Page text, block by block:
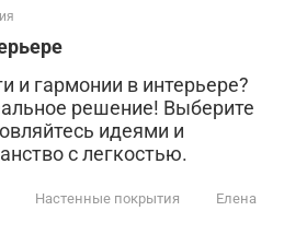
и гармонии в интерьере?
решение! Выберите
идеями и
с легкостью.
Настенные покрытия
Елена